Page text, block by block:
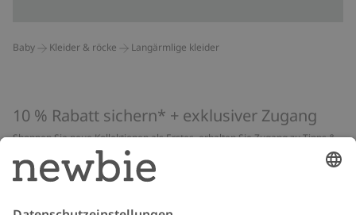
Baby Kleider & röcke Langärmlige kleider
10 % Rabatt sichern* + exklusiver Zugang
Shoppen Sie neue Kollektionen als Erstes, erhalten Sie Zugang zu Tipps &
Guides und profitieren Sie von exklusiven Angeboten
*Gilt nur für deine erste Bestellung und ist nicht mit anderen Rabatten
oder Angeboten kombinierbar. Gilt nicht für limitierte Artikel. Lies unsere